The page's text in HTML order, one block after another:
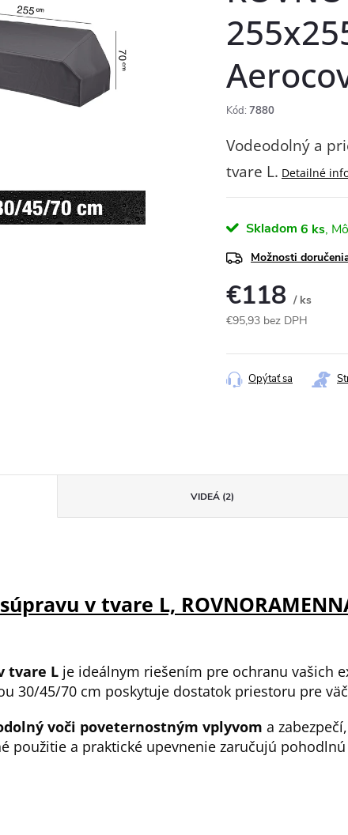
Kód: 7880
Vodeodolný a
tvare L. Detailné
Skladom 6 ks
Možnosti
€118 / ks
€95,93 bez DPH
cena:
Opýtať sa
VIDEÁ (2)
v tvare L,
tvare L je ideálnym riešením pre ochranu vašich
30/45/70 cm poskytuje dostatok priestoru pre
voči poveternostným vplyvom a
použitie a praktické upevnenie zaručujú